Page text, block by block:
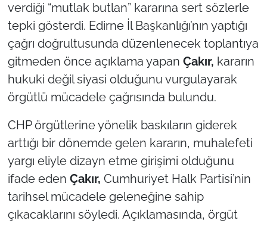
verdiği “mutlak butlan” kararına sert sözlerle
tepki gösterdi. Edirne İl Başkanlığı’nın yaptığı
çağrı doğrultusunda düzenlenecek toplantıya
gitmeden önce açıklama yapan Çakır, kararın
hukuki değil siyasi olduğunu vurgulayarak
örgütlü mücadele çağrısında bulundu.
CHP örgütlerine yönelik baskıların giderek
arttığı bir dönemde gelen kararın, muhalefeti
yargı eliyle dizayn etme girişimi olduğunu
ifade eden Çakır, Cumhuriyet Halk Partisi’nin
tarihsel mücadele geleneğine sahip
çıkacaklarını söyledi. Açıklamasında, örgüt
TÜRKİYE
Bölge
Güvenlik
Politika
Flaş Haber
Dış Haberler